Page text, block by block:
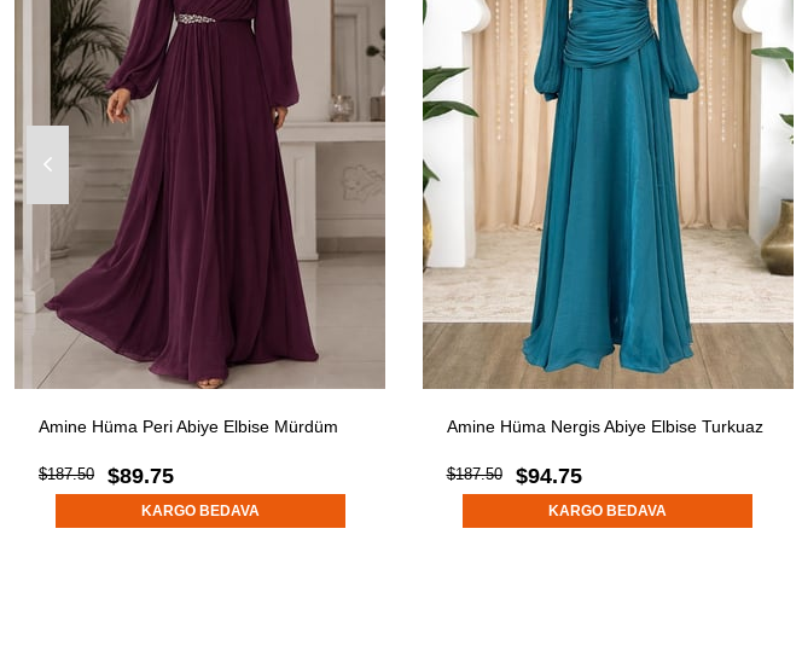
Amine Hüma Peri Abiye Elbise Mürdüm
$89.75
$187.50
KARGO BEDAVA
Amine Hüma Nergis Abiye Elbise Turkuaz
$94.75
$187.50
KARGO BEDAVA